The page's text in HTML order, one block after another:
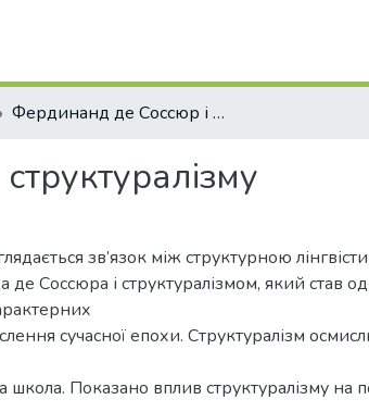
Фердинанд де Cоссюр і школа структуралізму
зв’язок між структурною
Соссюра і структуралізмом, який став
сучасної епохи. Структуралізм
школа. Показано вплив структуралізму на